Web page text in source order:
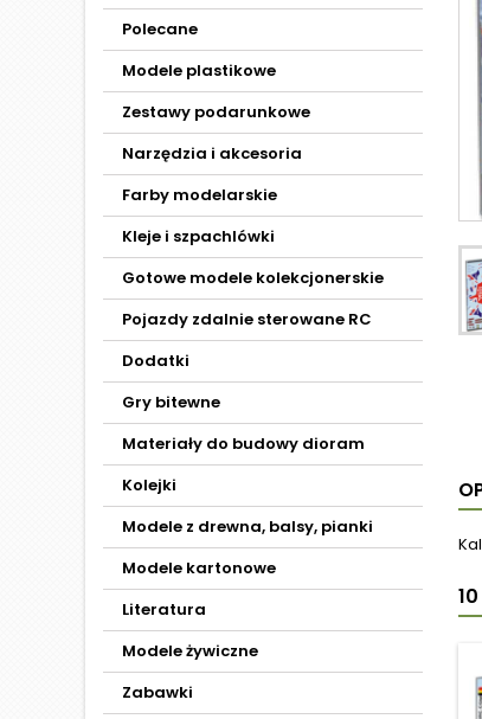
Polecane
Modele plastikowe
Zestawy podarunkowe
Narzędzia i akcesoria
Farby modelarskie
Kleje i szpachlówki
Gotowe modele kolekcjonerskie
Pojazdy zdalnie sterowane RC
Dodatki
Gry bitewne
Materiały do budowy dioram
Kolejki
Modele z drewna, balsy, pianki
Modele kartonowe
Literatura
Modele żywiczne
Zabawki